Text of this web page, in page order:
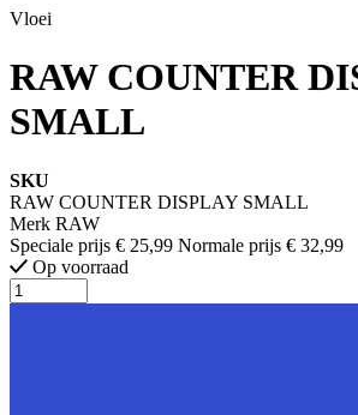
Vloei
RAW COUNTER
SMALL
SKU
RAW COUNTER DISPLAY SMALL
Merk RAW
Speciale prijs € 25,99 Normale prijs € 32,99
Op voorraad